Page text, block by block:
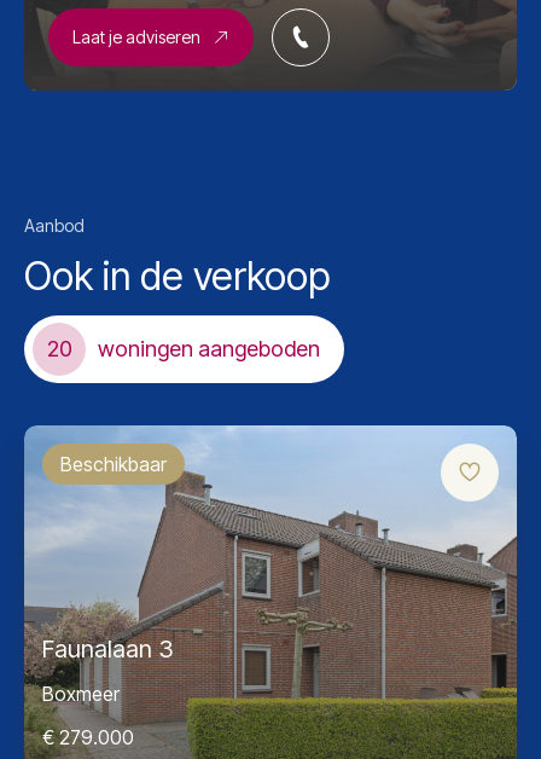
Oppervlakte 322 m 2
Laat je adviseren
Aanbod
Ook in de verkoop
20 woningen aangeboden
Beschikbaar
Faunalaan 3
Boxmeer
€ 279.000